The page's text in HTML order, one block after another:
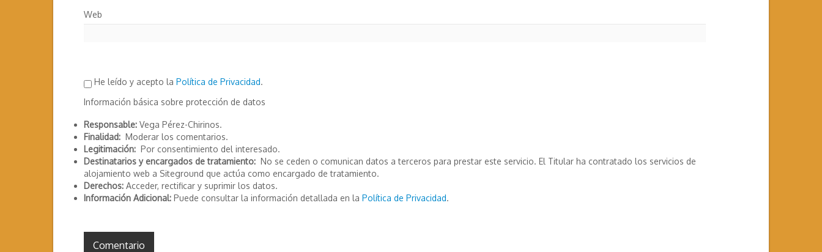
Web
He leído y acepto la Política de Privacidad.
Información básica sobre protección de datos
Responsable: Vega Pérez-Chirinos.
Finalidad: Moderar los comentarios.
Legitimación: Por consentimiento del interesado.
Destinatarios y encargados de tratamiento: No se ceden o comunican datos a terceros para prestar este servicio. El Titular ha contratado los servicios de
alojamiento web a Siteground que actúa como encargado de tratamiento.
Derechos: Acceder, rectificar y suprimir los datos.
Información Adicional: Puede consultar la información detallada en la Política de Privacidad.